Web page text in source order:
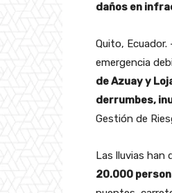
daños en
Quito,
emergencia
de Azuay y
derrumbes,
Gestión de
Las lluvias han
20.000